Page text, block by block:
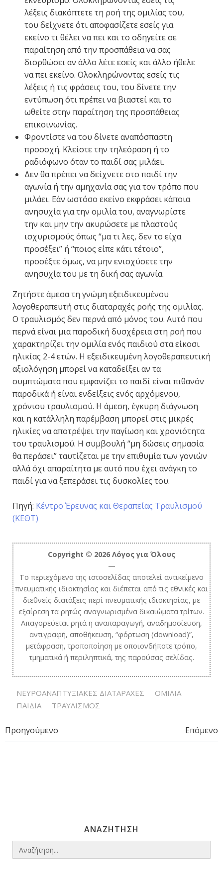
λέξεις διακόπτετε τη ροή της ομιλίας του,
του δείχνετε ότι αποφασίζετε εσείς για
εκείνο τι θέλει να πει και το οδηγείτε σε
παραίτηση από την προσπάθεια να σας
διορθώσει αν άλλο λέτε εσείς και άλλο ήθελε
να πει εκείνο. Ολοκληρώνοντας εσείς τις
λέξεις ή τις φράσεις του, του δίνετε την
εντύπωση ότι πρέπει να βιαστεί και το
ωθείτε στην παραίτηση της προσπάθειας
επικοινωνίας.
Φροντίστε να του δίνετε αναπόσπαστη
προσοχή. Κλείστε την τηλεόραση ή το
ραδιόφωνο όταν το παιδί σας μιλάει.
Δεν θα πρέπει να δείχνετε στο παιδί την
αγωνία ή την αμηχανία σας για τον τρόπο που
μιλάει. Εάν ωστόσο εκείνο εκφράσει κάποια
ανησυχία για την ομιλία του, αναγνωρίστε
την και μην την ακυρώσετε με πλαστούς
ισχυρισμούς όπως “μα τι λες, δεν το είχα
προσέξει” ή “ποιος είπε κάτι τέτοιο”,
προσέξτε όμως, να μην ενισχύσετε την
ανησυχία του με τη δική σας αγωνία.
Ζητήστε άμεσα τη γνώμη εξειδικευμένου
λογοθεραπευτή στις διαταραχές ροής της ομιλίας.
Ο τραυλισμός δεν περνά από μόνος του. Αυτό που
περνά είναι μια παροδική δυσχέρεια στη ροή που
χαρακτηρίζει την ομιλία ενός παιδιού στα είκοσι
ηλικίας 2-4 ετών. Η εξειδικευμένη λογοθεραπευτική
αξιολόγηση μπορεί να καταδείξει αν τα
συμπτώματα που εμφανίζει το παιδί είναι πιθανόν
παροδικά ή είναι ενδείξεις ενός αρχόμενου,
χρόνιου τραυλισμού. Η άμεση, έγκυρη διάγνωση
και η κατάλληλη παρέμβαση μπορεί στις μικρές
ηλικίες να αποτρέψει την παγίωση και χρονιότητα
του τραυλισμού. Η συμβουλή “μη δώσεις σημασία
θα περάσει” ταυτίζεται με την επιθυμία των γονιών
αλλά όχι απαραίτητα με αυτό που έχει ανάγκη το
παιδί για να ξεπεράσει τις δυσκολίες του.
Πηγή: Κέντρο Έρευνας και Θεραπείας Τραυλισμού
(ΚΕΘΤ)
Copyright © 2026 Λόγος για Όλους
—
Το περιεχόμενο της ιστοσελίδας αποτελεί αντικείμενο
πνευματικής ιδιοκτησίας και διέπεται από τις εθνικές και
διεθνείς διατάξεις περί πνευματικής ιδιοκτησίας, με
εξαίρεση τα ρητώς αναγνωρισμένα δικαιώματα τρίτων.
Απαγορεύεται ρητά η αναπαραγωγή, αναδημοσίευση,
αντιγραφή, αποθήκευση, “φόρτωση (download)”,
μετάφραση, τροποποίηση με οποιονδήποτε τρόπο,
τμηματικά ή περιληπτικά, της παρούσας σελίδας.
ΝΕΥΡΟΑΝΑΠΤΥΞΙΑΚΕΣ ΔΙΑΤΑΡΑΧΕΣ
ΟΜΙΛΙΑ
ΠΑΙΔΙΑ
ΤΡΑΥΛΙΣΜΟΣ
Post
Προηγούμενο
Post
Επόμενο
ΑΝΑΖΗΤΗΣΗ
Search
for: